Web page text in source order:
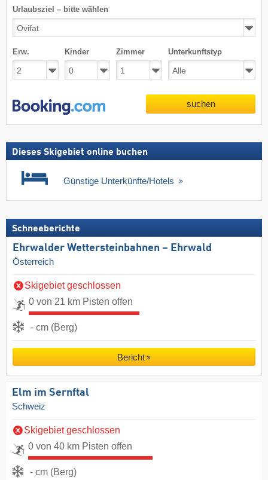
Urlaubsziel – bitte wählen
Erw. Kinder Zimmer Unterkunftstyp
suchen
Dieses Skigebiet online buchen
Günstige Unterkünfte/Hotels
Schneeberichte
Ehrwalder Wettersteinbahnen – Ehrwald
Österreich
Skigebiet geschlossen
0 von 21 km Pisten offen
- cm (Berg)
Bericht
Elm im Sernftal
Schweiz
Skigebiet geschlossen
0 von 40 km Pisten offen
- cm (Berg)